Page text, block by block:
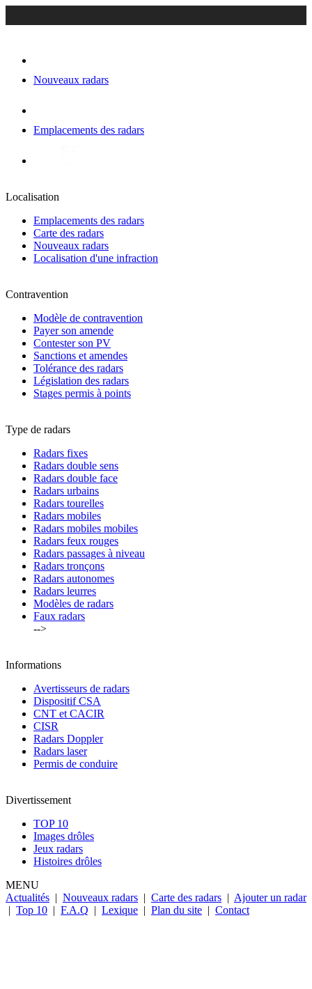
Nouveaux radars
Emplacements des radars
Localisation
Emplacements des radars
Carte des radars
Nouveaux radars
Localisation d'une infraction
Contravention
Modèle de contravention
Payer son amende
Contester son PV
Sanctions et amendes
Tolérance des radars
Législation des radars
Stages permis à points
Type de radars
Radars fixes
Radars double sens
Radars double face
Radars urbains
Radars tourelles
Radars mobiles
Radars mobiles mobiles
Radars feux rouges
Radars passages à niveau
Radars tronçons
Radars autonomes
Radars leurres
Modèles de radars
Faux radars
-->
Informations
Avertisseurs de radars
Dispositif CSA
CNT et CACIR
CISR
Radars Doppler
Radars laser
Permis de conduire
Divertissement
TOP 10
Images drôles
Jeux radars
Histoires drôles
MENU
Actualités | Nouveaux radars | Carte des radars | Ajouter un radar
| Top 10 | F.A.Q | Lexique | Plan du site | Contact